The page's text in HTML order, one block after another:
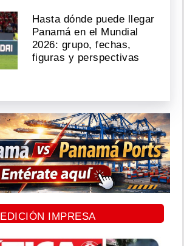
Hasta dónde puede llegar
Panamá en el Mundial
2026: grupo, fechas,
figuras y perspectivas
EDICIÓN IMPRESA